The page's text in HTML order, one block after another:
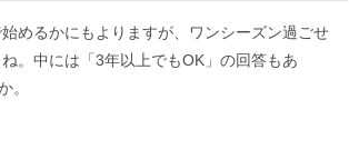
めるかにもよりますが、ワンシーズン過ごせ
。中には「3年以上でもOK」の回答もあ
。